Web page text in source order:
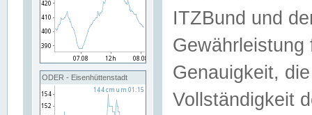
ODER - Eisenhüttenstadt
ITZBund und
Genauigkeit,
Vollständigkeit